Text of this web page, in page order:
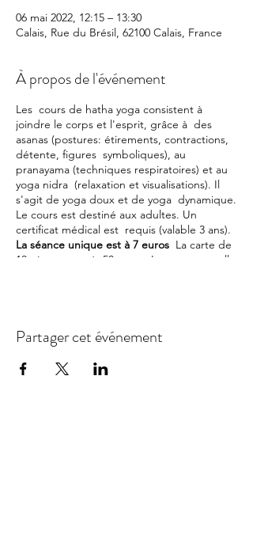
06 mai 2022, 12:15 – 13:30
Calais, Rue du Brésil, 62100 Calais, France
À propos de l'événement
Les cours de hatha yoga consistent à
joindre le corps et l'esprit, grâce à des
asanas (postures: étirements, contractions,
détente, figures symboliques), au
pranayama (techniques respiratoires) et au
yoga nidra (relaxation et visualisations). Il
s'agit de yoga doux et de yoga dynamique.
Le cours est destiné aux adultes. Un
certificat médical est requis (valable 3 ans).
La séance unique est à 7 euros La carte de
10 séances est à 50 euros. La carte annuelle
Partager cet événement